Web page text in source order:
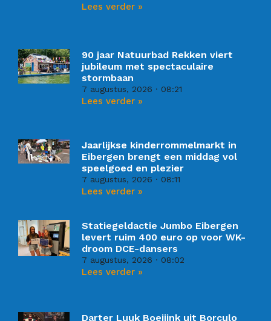
Lees verder »
90 jaar Natuurbad Rekken viert
jubileum met spectaculaire
stormbaan
7 augustus, 2026 08:21
Lees verder »
Jaarlijkse kinderrommelmarkt in
Eibergen brengt een middag vol
speelgoed en plezier
7 augustus, 2026 08:11
Lees verder »
Statiegeldactie Jumbo Eibergen
levert ruim 400 euro op voor WK-
droom DCE-dansers
7 augustus, 2026 08:02
Lees verder »
Darter Luuk Boeijink uit Borculo